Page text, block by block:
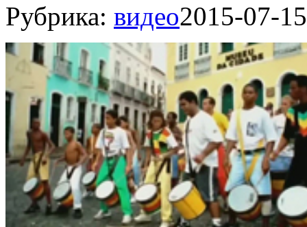
Рубрика: видео2015-07-15